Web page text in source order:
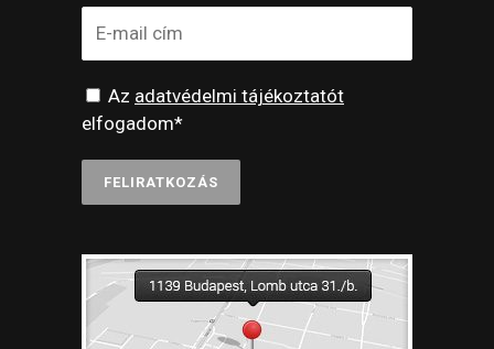
Az adatvédelmi tájékoztatót
elfogadom*